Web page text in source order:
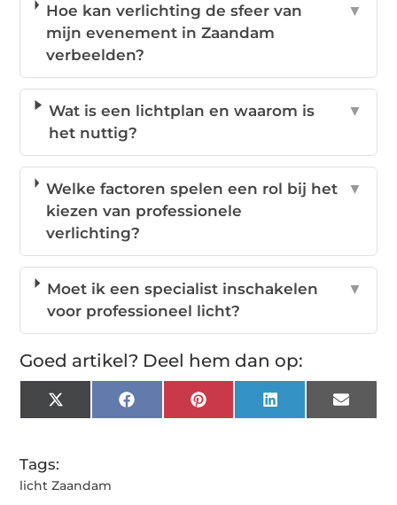
Hoe kan verlichting de sfeer van
mijn evenement in Zaandam
verbeelden?
▼
Wat is een lichtplan en waarom is
het nuttig?
▼
Welke factoren spelen een rol bij het
kiezen van professionele
verlichting?
▼
Moet ik een specialist inschakelen
voor professioneel licht?
▼
Goed artikel? Deel hem dan op:
X
(Twitter)
FacebookPinterestLinkedInEmail
Tags:
licht Zaandam